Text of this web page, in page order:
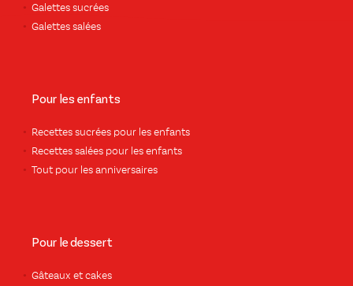
Galettes sucrées
Galettes salées
Pour les enfants
Recettes sucrées pour les enfants
Recettes salées pour les enfants
Tout pour les anniversaires
Pour le dessert
Gâteaux et cakes